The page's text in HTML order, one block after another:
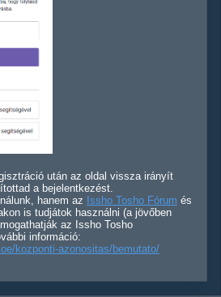
után az oldal vissza irányít
a bejelentkezést.
hanem az Issho Tosho Fórum és
is tudjátok használni (a jövőben
az Issho Tosho
információ:
kozponti-azonositas/bemutato/